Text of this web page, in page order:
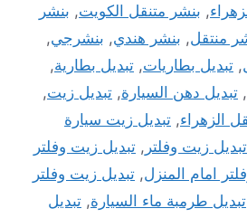
, بنشر متنقل الكويت, بنشر
منتقل, بنشر هندي, بنشرجي,
, تبديل بطاريات, تبديل بطارية,
, تبديل دهن السيارة, تبديل زيت,
الزهراء, تبديل زيت سيارة
تبديل زيت وفلتر , تبديل زيت وفلتر
امام المنزل, تبديل زيت وفلتر
تبديل طرمبة ماء السيارة, تبديل